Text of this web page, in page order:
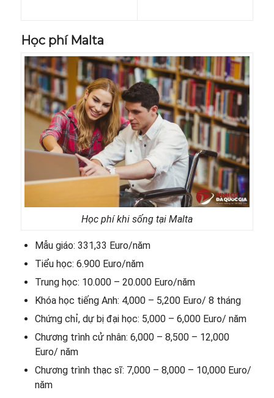
Học phí Malta
Học phí khi sống tại Malta
Mẫu giáo: 331,33 Euro/năm
Tiểu học: 6.900 Euro/năm
Trung học: 10.000 – 20.000 Euro/năm
Khóa học tiếng Anh: 4,000 – 5,200 Euro/ 8 tháng
Chứng chỉ, dự bị đại học: 5,000 – 6,000 Euro/ năm
Chương trình cử nhân: 6,000 – 8,500 – 12,000
Euro/ năm
Chương trình thạc sĩ: 7,000 – 8,000 – 10,000 Euro/
năm